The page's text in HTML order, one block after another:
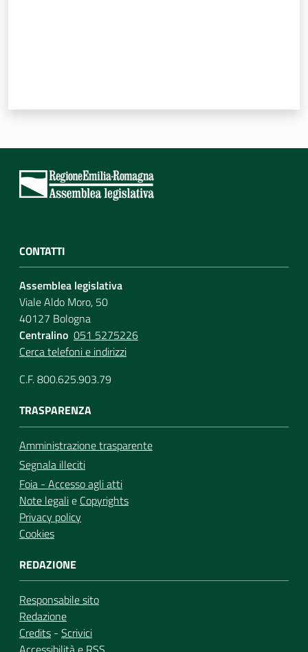
CONTATTI
Assemblea legislativa
Viale Aldo Moro, 50
40127 Bologna
Centralino 051 5275226
Cerca telefoni e indirizzi
C.F. 800.625.903.79
TRASPARENZA
Amministrazione trasparente
Segnala illeciti
Foia - Accesso agli atti
Note legalie Copyrights
Privacy policy
Cookies
REDAZIONE
Responsabile sito
Redazione
Credits - Scrivici